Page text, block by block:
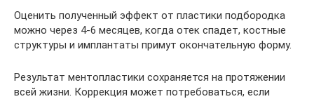
Оценить полученный эффект от пластики подбородка
можно через 4-6 месяцев, когда отек спадет, костные
структуры и имплантаты примут окончательную форму.
Результат ментопластики сохраняется на протяжении
всей жизни. Коррекция может потребоваться, если